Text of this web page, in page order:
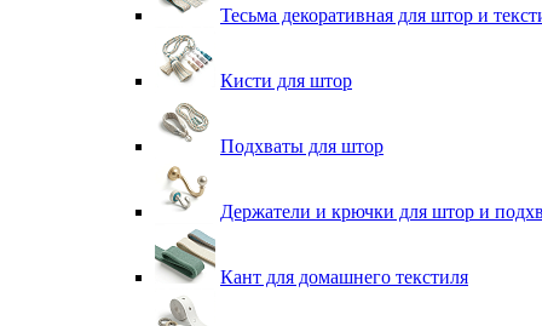
Тесьма декоративная для штор и
Кисти для штор
Подхваты для штор
Держатели и крючки для штор и
Кант для домашнего текстиля